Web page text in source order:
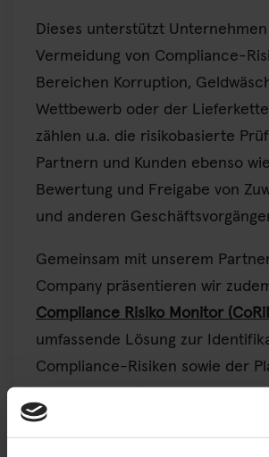
Dieses unterstützt
Vermeidung von Compliance-
Bereichen Korruption,
Wettbewerb oder der
zählen u.a. die risikobasierte
Partnern und Kunden ebenso
Bewertung und Freigabe von
und anderen
Gemeinsam mit unserem
Company präsentieren wir
Compliance Risiko Monitor
umfassende Lösung zur
Compliance-Risiken sowie der
Mitigationsmaßnahmen.